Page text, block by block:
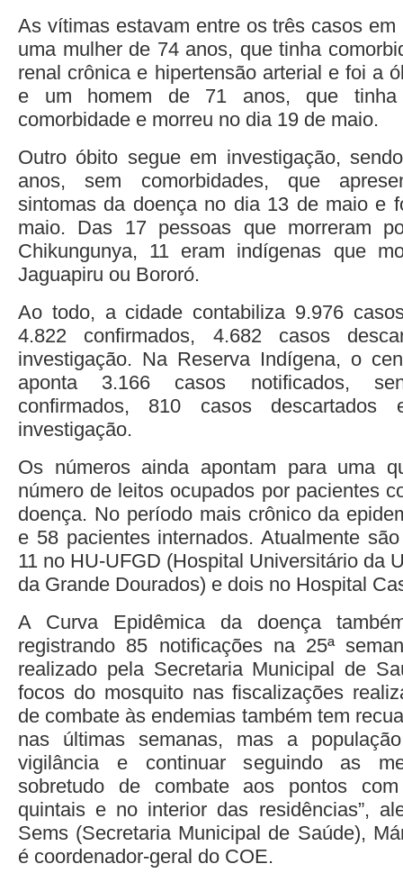
As vítimas estavam entre os três casos
uma mulher de 74 anos, que tinha
renal crônica e hipertensão arterial e foi a
e um homem de 71 anos, que tinha
comorbidade e morreu no dia 19 de maio.
Outro óbito segue em investigação,
anos, sem comorbidades, que
sintomas da doença no dia 13 de maio e
maio. Das 17 pessoas que morreram
Chikungunya, 11 eram indígenas que
Jaguapiru ou Bororó.
Ao todo, a cidade contabiliza 9.976
4.822 confirmados, 4.682 casos
investigação. Na Reserva Indígena, o
aponta 3.166 casos notificados,
confirmados, 810 casos
investigação.
Os números ainda apontam para uma
número de leitos ocupados por pacientes
doença. No período mais crônico da
e 58 pacientes internados. Atualmente
11 no HU-UFGD (Hospital Universitário da
da Grande Dourados) e dois no Hospital
A Curva Epidêmica da doença
registrando 85 notificações na 25ª
realizado pela Secretaria Municipal de
focos do mosquito nas fiscalizações
de combate às endemias também tem
nas últimas semanas, mas a
vigilância e continuar seguindo as
sobretudo de combate aos pontos
quintais e no interior das residências”,
Sems (Secretaria Municipal de Saúde),
é coordenador-geral do COE.